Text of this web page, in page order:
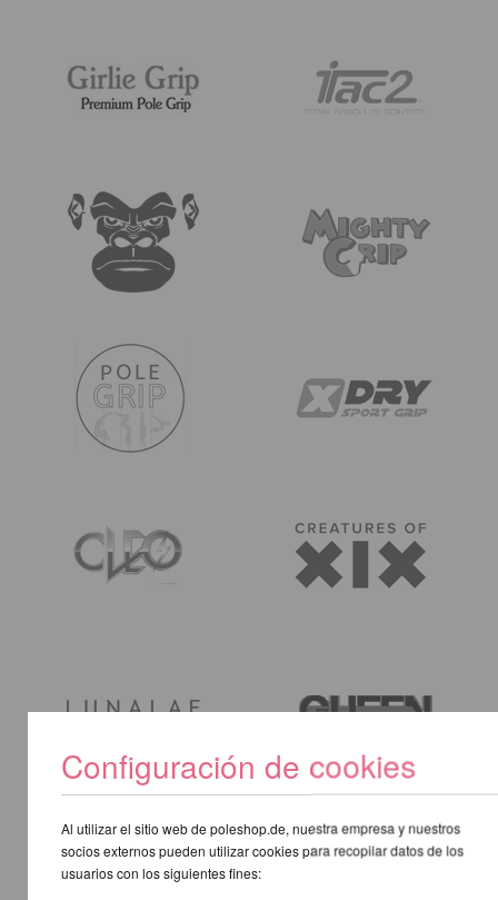
Configuración de cookies
Al utilizar el sitio web de poleshop.de, nuestra empresa y nuestros
socios externos pueden utilizar cookies para recopilar datos de los
usuarios con los siguientes fines: